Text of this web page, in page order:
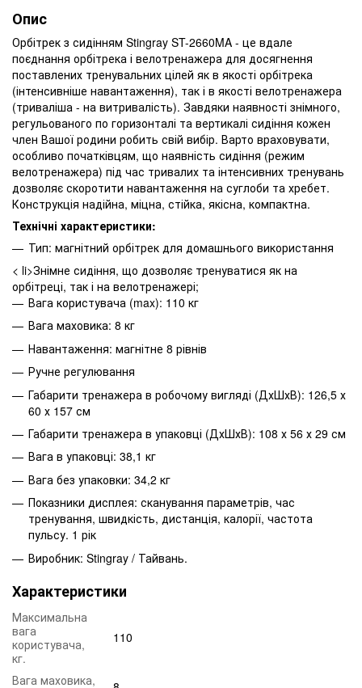
Опис
Орбітрек з сидінням Stingray ST-2660MA - це вдале
поєднання орбітрека і велотренажера для досягнення
поставлених тренувальних цілей як в якості орбітрека
(інтенсивніше навантаження), так і в якості велотренажера
(триваліша - на витривалість). Завдяки наявності знімного,
регульованого по горизонталі та вертикалі сидіння кожен
член Вашої родини робить свій вибір. Варто враховувати,
особливо початківцям, що наявність сидіння (режим
велотренажера) під час тривалих та інтенсивних тренувань
дозволяє скоротити навантаження на суглоби та хребет.
Конструкція надійна, міцна, стійка, якісна, компактна.
Технічні характеристики:
Тип: магнітний орбітрек для домашнього використання
< li>Знімне сидіння, що дозволяє тренуватися як на
орбітреці, так і на велотренажері;
Вага користувача (max): 110 кг
Вага маховика: 8 кг
Навантаження: магнітне 8 рівнів
Ручне регулювання
Габарити тренажера в робочому вигляді (ДхШхВ): 126,5 х
60 х 157 см
Габарити тренажера в упаковці (ДхШхВ): 108 х 56 х 29 см
Вага в упаковці: 38,1 кг
Вага без упаковки: 34,2 кг
Показники дисплея: сканування параметрів, час
тренування, швидкість, дистанція, калорії, частота
пульсу. 1 рік
Виробник: Stingray / Тайвань.
Характеристики
Максимальна
вага
користувача,
кг.
110
Вага маховика,